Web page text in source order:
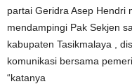
partai Geridra Asep Hendri
mendampingi Pak Sekjen
kabupaten Tasikmalaya ,
komunikasi bersama
“katanya